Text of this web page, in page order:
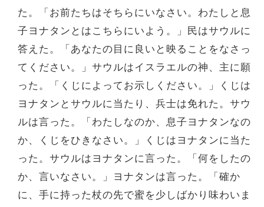
た。「お前たちはそちらにいなさい。わたしと息
子ヨナタンとはこちらにいよう。」民はサウルに
答えた。「あなたの目に良いと映ることをなさっ
てください。」サウルはイスラエルの神、主に願
った。「くじによってお示しください。」くじは
ヨナタンとサウルに当たり、兵士は免れた。サウ
ルは言った。「わたしなのか、息子ヨナタンなの
か、くじをひきなさい。」くじはヨナタンに当た
った。サウルはヨナタンに言った。「何をしたの
か、言いなさい。」ヨナタンは言った。「確か
に、手に持った杖の先で蜜を少しばかり味わいま